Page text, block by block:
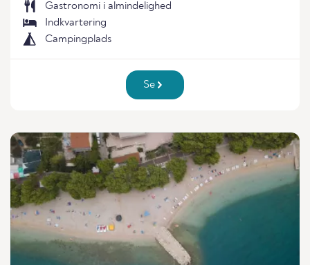
Gastronomi i almindelighed
Indkvartering
Campingplads
Se